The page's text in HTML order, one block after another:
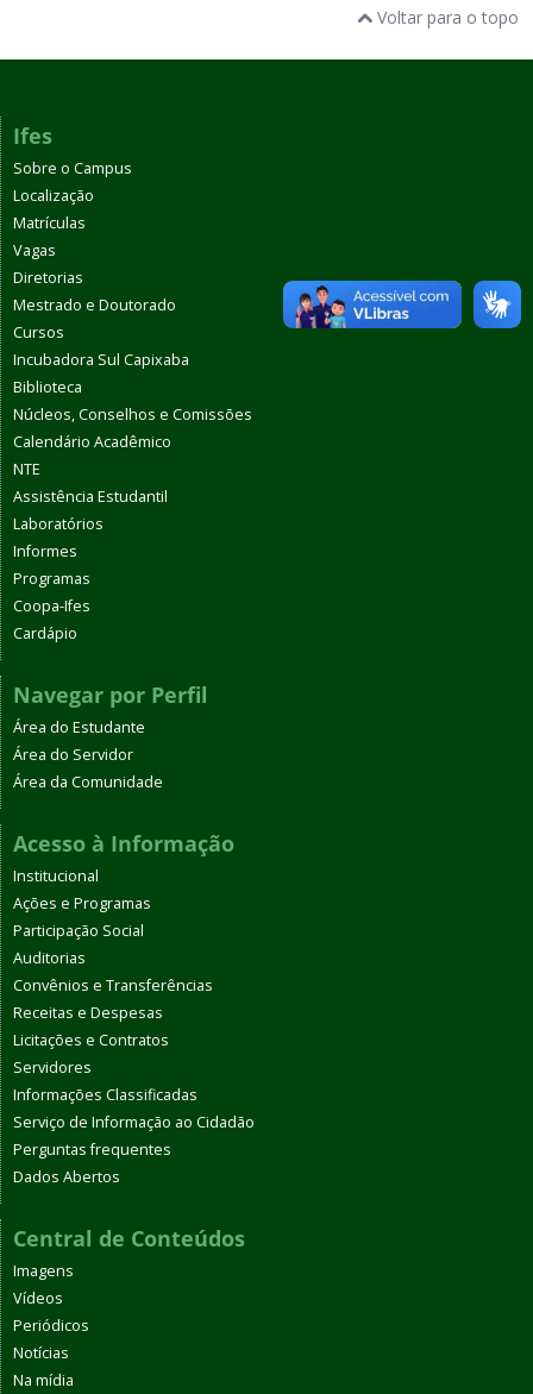
Voltar para o topo
Ifes
Sobre o Campus
Localização
Matrículas
Vagas
Diretorias
Mestrado e Doutorado
Cursos
Incubadora Sul Capixaba
Biblioteca
Núcleos, Conselhos e Comissões
Calendário Acadêmico
NTE
Assistência Estudantil
Laboratórios
Informes
Programas
Coopa-Ifes
Cardápio
Navegar por Perfil
Área do Estudante
Área do Servidor
Área da Comunidade
Acesso à Informação
Institucional
Ações e Programas
Participação Social
Auditorias
Convênios e Transferências
Receitas e Despesas
Licitações e Contratos
Servidores
Informações Classificadas
Serviço de Informação ao Cidadão
Perguntas frequentes
Dados Abertos
Central de Conteúdos
Imagens
Vídeos
Periódicos
Notícias
Na mídia